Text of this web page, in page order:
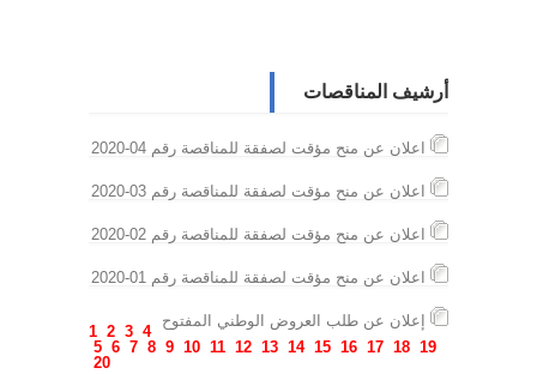
أرشيف المناقصات
1 2 3 4
5 6 7 8 9 10 11 12 13 14 15 16 17 18 19
20